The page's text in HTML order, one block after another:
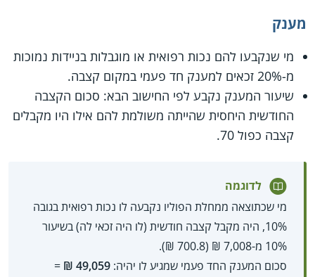
מענק
מי שנקבעו להם נכות רפואית או מוגבלות בניידות נמוכות
מ-20% זכאים למענק חד פעמי במקום קצבה.
שיעור המענק נקבע לפי החישוב הבא: סכום הקצבה
החודשית היחסית שהייתה משולמת להם אילו היו מקבלים
קצבה כפול 70.
לדוגמה
מי שכתוצאה ממחלת הפוליו נקבעה לו נכות רפואית בגובה
10%, היה מקבל קצבה חודשית (לו היה זכאי לה) בשיעור
10% מ-7,008 ₪ (700.8 ₪).
סכום המענק החד פעמי שמגיע לו יהיה: 49,059 ₪
=